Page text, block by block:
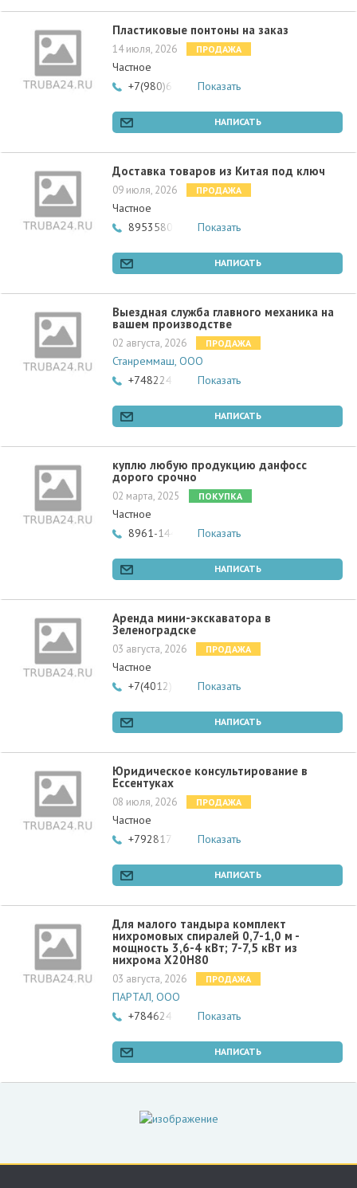
Пластиковые понтоны на заказ
14 июля, 2026 ПРОДАЖА
Частное
+7(980)6501344Показать
НАПИСАТЬ
Доставка товаров из Китая под ключ
09 июля, 2026 ПРОДАЖА
Частное
89535808394Показать
НАПИСАТЬ
Выездная служба главного механика на
вашем производстве
02 августа, 2026 ПРОДАЖА
Станреммаш, ООО
+74822418056Показать
НАПИСАТЬ
куплю любую продукцию данфосс
дорого срочно
02 марта, 2025 ПОКУПКА
Частное
8961-144-78-85Показать
НАПИСАТЬ
Аренда мини-экскаватора в
Зеленоградске
03 августа, 2026 ПРОДАЖА
Частное
+7(4012)901910Показать
НАПИСАТЬ
Юридическое консультирование в
Ессентуках
08 июля, 2026 ПРОДАЖА
Частное
+79281705777Показать
НАПИСАТЬ
Для малого тандыра комплект
нихромовых спиралей 0,7-1,0 м -
мощность 3,6-4 кВт; 7-7,5 кВт из
нихрома Х20Н80
03 августа, 2026 ПРОДАЖА
ПАРТАЛ, ООО
+78462466502Показать
НАПИСАТЬ